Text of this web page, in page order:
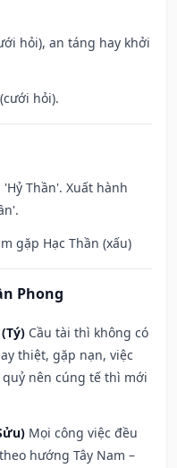
hỏi), an táng hay khởi
hỏi).
Thần'. Xuất hành
gặp Hạc Thần (xấu)
Phong
Cầu tài thì không có
thiệt, gặp nạn, việc
nên cúng tế thì mới
Mọi công việc đều
hướng Tây Nam –